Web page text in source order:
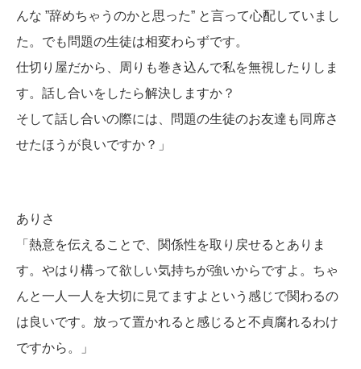
んな ”辞めちゃうのかと思った” と言って心配していまし
た。でも問題の生徒は相変わらずです。
仕切り屋だから、周りも巻き込んで私を無視したりしま
す。話し合いをしたら解決しますか？
そして話し合いの際には、問題の生徒のお友達も同席さ
せたほうが良いですか？」
ありさ
「熱意を伝えることで、関係性を取り戻せるとありま
す。やはり構って欲しい気持ちが強いからですよ。ちゃ
んと一人一人を大切に見てますよという感じで関わるの
は良いです。放って置かれると感じると不貞腐れるわけ
ですから。」